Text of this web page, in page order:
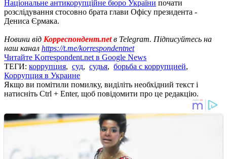
Національне антикорупційне бюро України почати
розслідування стосовно брата глави Офісу президента -
Дениса Єрмака.
Новини від Корреспондент.netв Telegram. Підписуйтесь на
наш канал https://t.me/korrespondentnet
Читайте Korrespondent.net в Google News
ТЕГИ: коррупция, суд, судья, борьба с коррупцией,
Коррупция в Украине
Якщо ви помітили помилку, виділіть необхідний текст і
натисніть Ctrl + Enter, щоб повідомити про це редакцію.